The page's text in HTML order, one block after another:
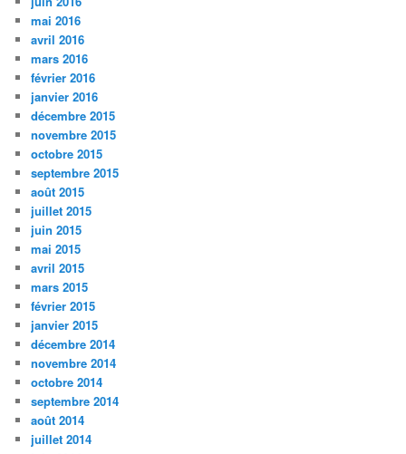
mai 2016
avril 2016
mars 2016
février 2016
janvier 2016
décembre 2015
novembre 2015
octobre 2015
septembre 2015
août 2015
juillet 2015
juin 2015
mai 2015
avril 2015
mars 2015
février 2015
janvier 2015
décembre 2014
novembre 2014
octobre 2014
septembre 2014
août 2014
juillet 2014